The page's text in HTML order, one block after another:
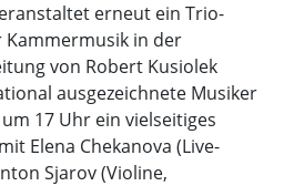
erneut ein Trio-
Kammermusik in der
von Robert Kusiolek
ausgezeichnete Musiker
17 Uhr ein vielseitiges
Elena Chekanova (Live-
Sjarov (Violine,